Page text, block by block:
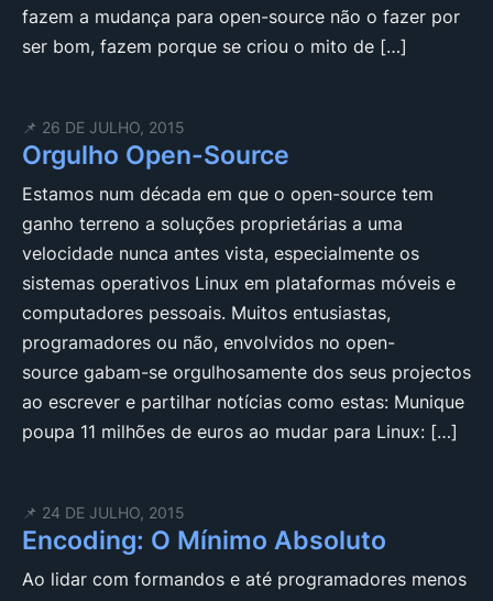
fazem a mudança para open-source não o fazer por
ser bom, fazem porque se criou o mito de […]
📌 26 DE JULHO, 2015
Orgulho Open-Source
Estamos num década em que o open-source tem
ganho terreno a soluções proprietárias a uma
velocidade nunca antes vista, especialmente os
sistemas operativos Linux em plataformas móveis e
computadores pessoais. Muitos entusiastas,
programadores ou não, envolvidos no open-
source gabam-se orgulhosamente dos seus projectos
ao escrever e partilhar notícias como estas: Munique
poupa 11 milhões de euros ao mudar para Linux: […]
📌 24 DE JULHO, 2015
Encoding: O Mínimo Absoluto
Ao lidar com formandos e até programadores menos